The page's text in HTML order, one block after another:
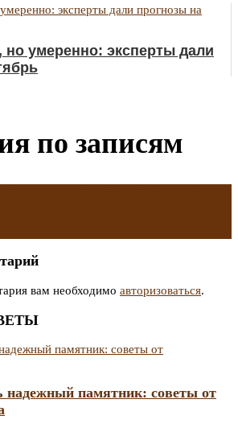
но умеренно: эксперты дали
по записям
вам необходимо авторизоваться.
надежный памятник: советы от